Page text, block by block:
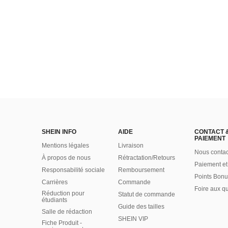
SHEIN INFO
Mentions légales
À propos de nous
Responsabilité sociale
Carrières
Réduction pour
étudiants
Salle de rédaction
Fiche Produit -
AIDE
Livraison
Rétractation/Retours
Remboursement
Commande
Statut de commande
Guide des tailles
SHEIN VIP
CONTACT
PAIEMENT
Nous
Paiement
Points
Foire aux